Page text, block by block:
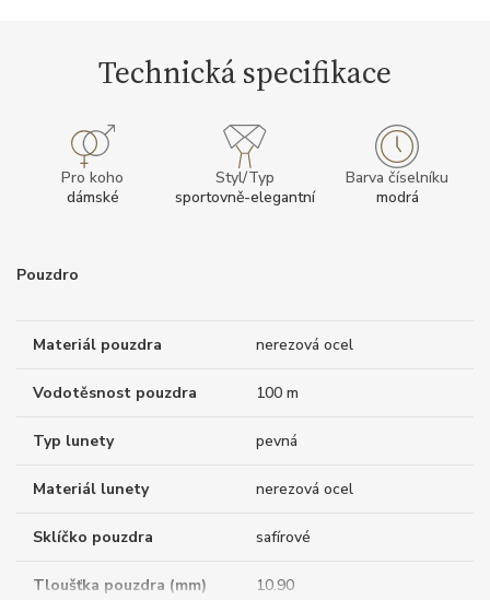
Technická specifikace
Pro koho
dámské
Styl/Typ
sportovně-elegantní
Barva číselníku
modrá
Pouzdro
Materiál pouzdra nerezová ocel
Vodotěsnost pouzdra 100 m
Typ lunety pevná
Materiál lunety nerezová ocel
Sklíčko pouzdra safírové
Tloušťka pouzdra (mm) 10.90